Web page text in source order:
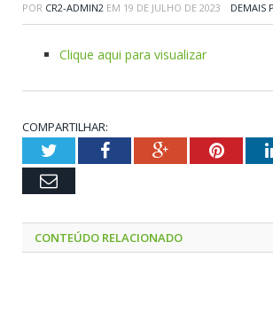
POR CR2-ADMIN2 EM 19 DE JULHO DE 2023 DEMAIS
Clique aqui para visualizar
COMPARTILHAR:
TwitterFacebookGoogle+
Email
CONTEÚDO RELACIONADO